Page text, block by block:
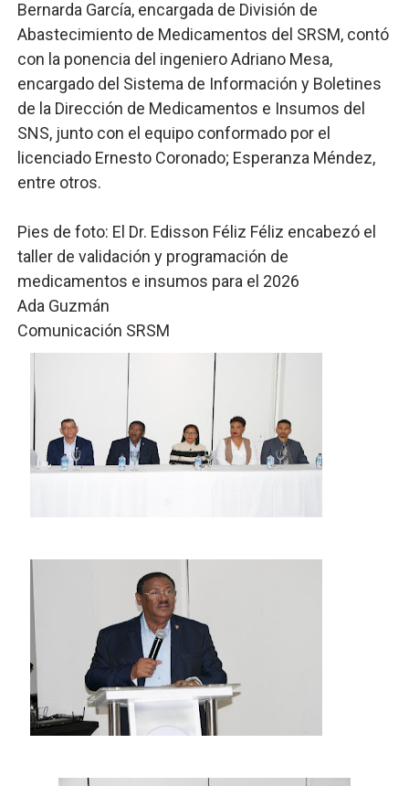
Bernarda García, encargada de División de
Abastecimiento de Medicamentos del SRSM, contó
con la ponencia del ingeniero Adriano Mesa,
encargado del Sistema de Información y Boletines
de la Dirección de Medicamentos e Insumos del
SNS, junto con el equipo conformado por el
licenciado Ernesto Coronado; Esperanza Méndez,
entre otros.
Pies de foto: El Dr. Edisson Féliz Féliz encabezó el
taller de validación y programación de
medicamentos e insumos para el 2026
Ada Guzmán
Comunicación SRSM